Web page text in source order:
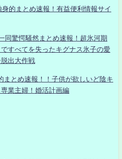
まとめ速報！有益便利情報サイ
同驚愕騒然まとめ速報！超氷河期
すべてを失ったキグナス氷子の愛
出大作戦
まとめ速報！！子供が欲しいど陰キ
業主婦！婚活計画編